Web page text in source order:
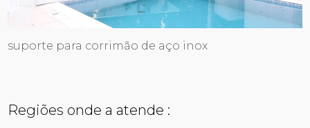
suporte para corrimão de aço inox
Regiões onde a atende :